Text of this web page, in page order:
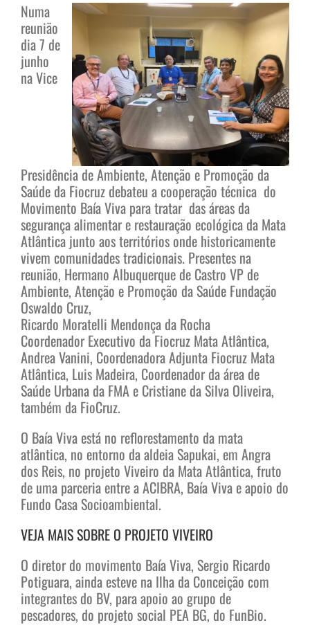
Numa
reunião
dia 7 de
junho
na Vice
Presidência de Ambiente, Atenção e Promoção da
Saúde da Fiocruz debateu a cooperação técnica do
Movimento Baía Viva para tratar das áreas da
segurança alimentar e restauração ecológica da Mata
Atlântica junto aos territórios onde historicamente
vivem comunidades tradicionais. Presentes na
reunião, Hermano Albuquerque de Castro VP de
Ambiente, Atenção e Promoção da Saúde Fundação
Oswaldo Cruz,
Ricardo Moratelli Mendonça da Rocha
Coordenador Executivo da Fiocruz Mata Atlântica,
Andrea Vanini, Coordenadora Adjunta Fiocruz Mata
Atlântica, Luis Madeira, Coordenador da área de
Saúde Urbana da FMA e Cristiane da Silva Oliveira,
também da FioCruz.
O Baía Viva está no reflorestamento da mata
atlântica, no entorno da aldeia Sapukai, em Angra
dos Reis, no projeto Viveiro da Mata Atlântica, fruto
de uma parceria entre a ACIBRA, Baía Viva e apoio do
Fundo Casa Socioambiental.
VEJA MAIS SOBRE O PROJETO VIVEIRO
O diretor do movimento Baía Viva, Sergio Ricardo
Potiguara, ainda esteve na Ilha da Conceição com
integrantes do BV, para apoio ao grupo de
pescadores, do projeto social PEA BG, do FunBio.